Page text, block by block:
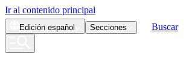
Ir al contenido principal
Edición español Secciones Buscar